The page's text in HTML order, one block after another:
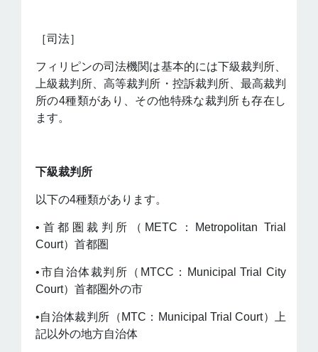
［司法］
フィリピンの司法機関は基本的には下級裁判所、
上級裁判所、高等裁判所・控訴裁判所、最高裁判
所の4種類があり、その他特殊な裁判所も存在し
ます。
下級裁判所
以下の4種類があります。
•首都圏裁判所（METC：Metropolitan Trial
Court）首都圏
•市自治体裁判所（MTCC：Municipal Trial City
Court）首都圏外の市
•自治体裁判所（MTC：Municipal Trial Court）上
記以外の地方自治体